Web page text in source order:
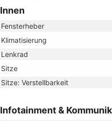
Innen
Fensterheber
Klimatisierung
Lenkrad
Sitze
Sitze: Verstellbarkeit
Infotainment &